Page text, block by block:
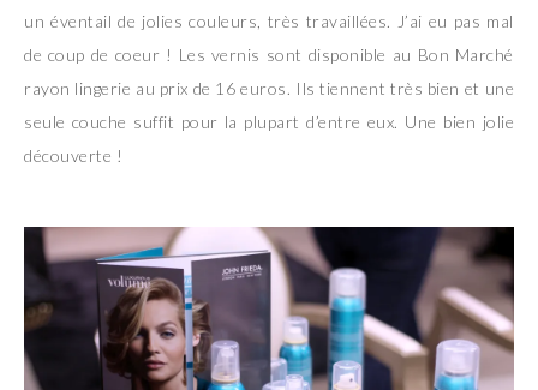
un éventail de jolies couleurs, très travaillées. J’ai eu pas mal
de coup de coeur ! Les vernis sont disponible au Bon Marché
rayon lingerie au prix de 16 euros. Ils tiennent très bien et une
seule couche suffit pour la plupart d’entre eux. Une bien jolie
découverte !